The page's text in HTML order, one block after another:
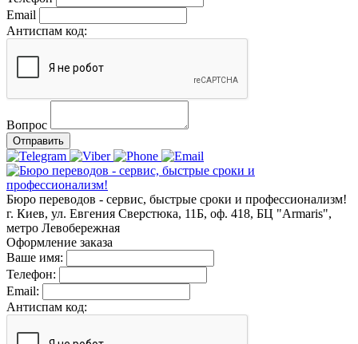
Email
Антиспам код:
Вопрос
Отправить
Бюро переводов - сервис, быстрые сроки и профессионализм!
г. Киев, ул. Евгения Сверстюка, 11Б, оф. 418, БЦ "Armaris",
метро Левобережная
Оформление заказа
Ваше имя:
Телефон:
Email:
Антиспам код: